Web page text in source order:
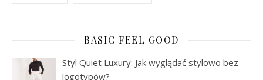
BASIC FEEL GOOD
Styl Quiet Luxury: Jak wyglądać stylowo bez
logotypów?